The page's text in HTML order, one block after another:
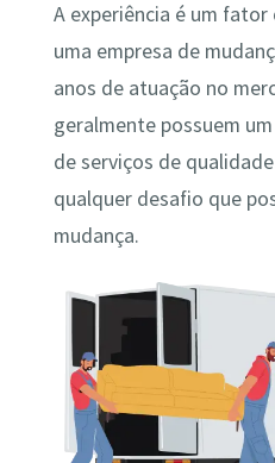
A experiência é um fator
uma empresa de
anos de atuação no
geralmente possuem
de serviços de
qualquer desafio que
mudança.